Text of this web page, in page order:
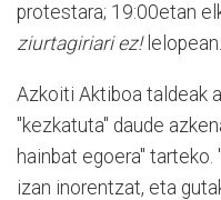
protestara; 19:00etan
ziurtagiriari ez!lelopean.
Azkoiti Aktiboa taldeak
"kezkatuta" daude
hainbat egoera" tarteko.
izan inorentzat, eta